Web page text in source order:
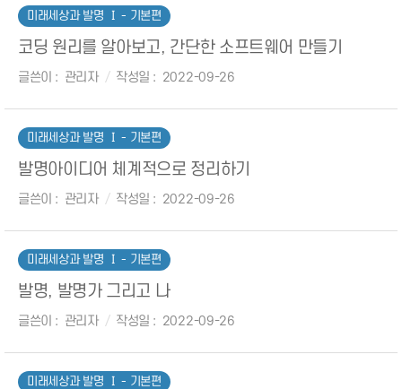
미래세상과 발명 Ⅰ - 기본편
코딩 원리를 알아보고, 간단한 소프트웨어 만들기
글쓴이 관리자 작성일 2022-09-26
미래세상과 발명 Ⅰ - 기본편
발명아이디어 체계적으로 정리하기
글쓴이 관리자 작성일 2022-09-26
미래세상과 발명 Ⅰ - 기본편
발명, 발명가 그리고 나
글쓴이 관리자 작성일 2022-09-26
미래세상과 발명 Ⅰ - 기본편